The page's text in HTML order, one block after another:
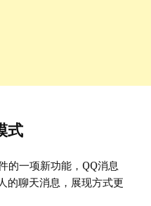
式
的一项新功能，QQ消息
的聊天消息，展现方式更